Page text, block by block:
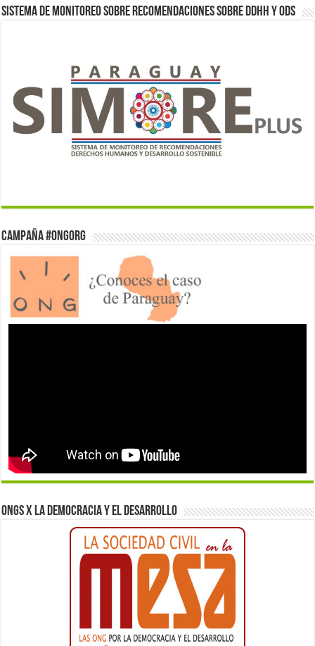
Sistema de monitoreo sobre recomendaciones sobre DDHH y ODS
Campaña #ONGorg
ONGs x la democracia y el desarrollo